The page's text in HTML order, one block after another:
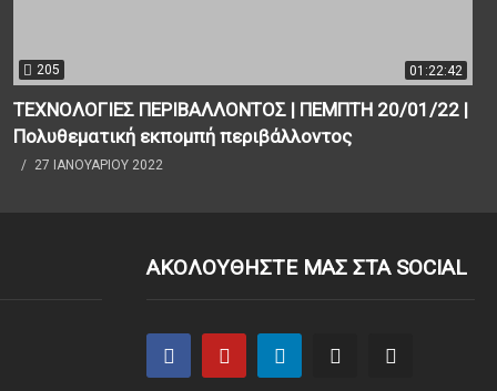
205 01:22:42
ΤΕΧΝΟΛΟΓΙΕΣ ΠΕΡΙΒΑΛΛΟΝΤΟΣ | ΠΕΜΠΤΗ 20/01/22 |
Πολυθεματική εκπομπή περιβάλλοντος
27 ΙΑΝΟΥΑΡΊΟΥ 2022
ΑΚΟΛΟΥΘΗΣΤΕ ΜΑΣ ΣΤΑ SOCIAL